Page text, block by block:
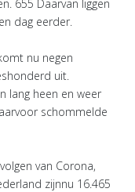
655 Daarvan liggen
dag eerder.
nu negen
uit.
lang heen en weer
schommelde
van Corona,
zijnnu 16.465